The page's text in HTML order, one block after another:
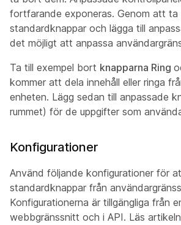
fortfarande exponeras. Genom att
standardknappar och lägga till
det möjligt att anpassa
Ta till exempel bort knapparna Ring
kommer att dela innehåll eller ringa
enheten. Lägg sedan till anpassade
rummet) för de uppgifter som
Konfigurationer
Använd följande konfigurationer för
standardknappar från
Konfigurationerna är tillgängliga från
webbgränssnitt och i API. Läs artikeln